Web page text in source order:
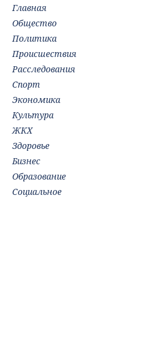
Главная
Общество
Политика
Происшествия
Расследования
Спорт
Экономика
Культура
ЖКХ
Здоровье
Бизнес
Образование
Социальное